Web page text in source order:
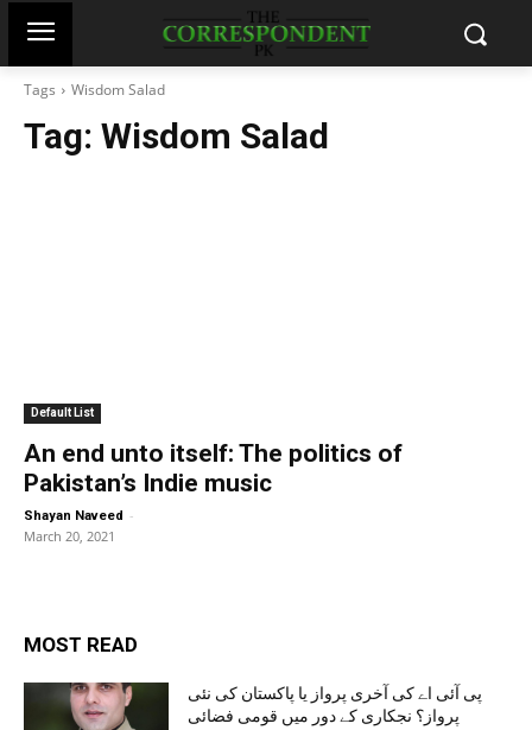
Tags Wisdom Salad
Tag: Wisdom Salad
Default List
An end unto itself: The politics of
Pakistan’s Indie music
Shayan Naveed -
March 20, 2021
MOST READ
پی آئی اے کی آخری پرواز یا پاکستان کی نئی
پرواز؟ نجکاری کے دور میں قومی فضائی